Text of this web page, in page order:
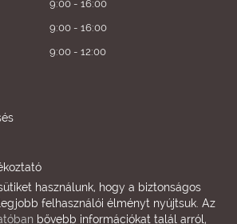
9:00 - 16:00
9:00 - 16:00
9:00 - 12:00
használunk, hogy a biztonságos
felhasználói élményt nyújtsuk. Az
bővebb információkat talál arról,